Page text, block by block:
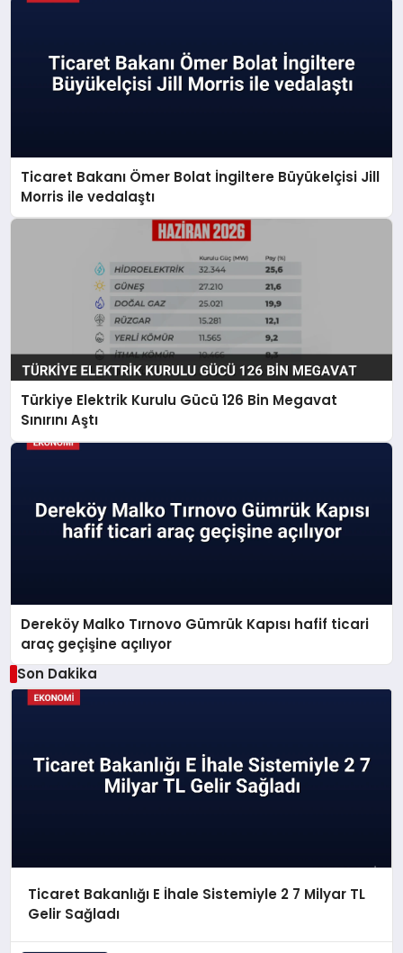
Ticaret Bakanı Ömer Bolat İngiltere Büyükelçisi Jill
Morris ile vedalaştı
Türkiye Elektrik Kurulu Gücü 126 Bin Megavat
Sınırını Aştı
Dereköy Malko Tırnovo Gümrük Kapısı hafif ticari
araç geçişine açılıyor
Son Dakika
Ticaret Bakanlığı E İhale Sistemiyle 2 7 Milyar TL
Gelir Sağladı